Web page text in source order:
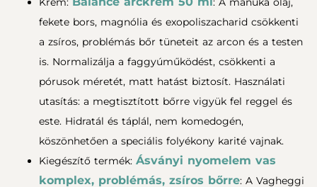
fekete bors, magnólia és exopoliszacharid csökkenti
a zsíros, problémás bőr tüneteit az arcon és a testen
is. Normalizálja a faggyúműködést, csökkenti a
pórusok méretét, matt hatást biztosít. Használati
utasítás: a megtisztított bőrre vigyük fel reggel és
este. Hidratál és táplál, nem komedogén,
köszönhetően a speciális folyékony karité vajnak.
Kiegészítő termék: Ásványi nyomelem vas
komplex, problémás, zsíros bőrre: A Vagheggi